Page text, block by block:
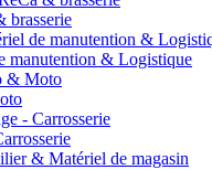
brasserie
manutention & Logistique